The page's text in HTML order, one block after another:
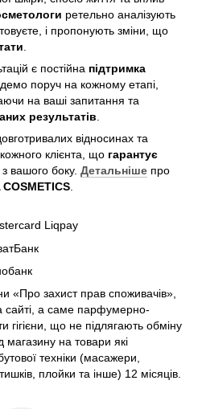
ретельно аналізують
і пропонують зміни, що
є постійна підтримка
поруч на кожному етапі,
на ваші запитання та
результатів
відносинах та
клієнта, що гарантує
з вашого боку. Детальніше про
Liqpay
«Про захист прав споживачів»,
сайті, а саме парфумерно-
гігієни, що не підлягають обміну
магазину на товари які
техніки (масажери,
плойки та інше) 12 місяців.